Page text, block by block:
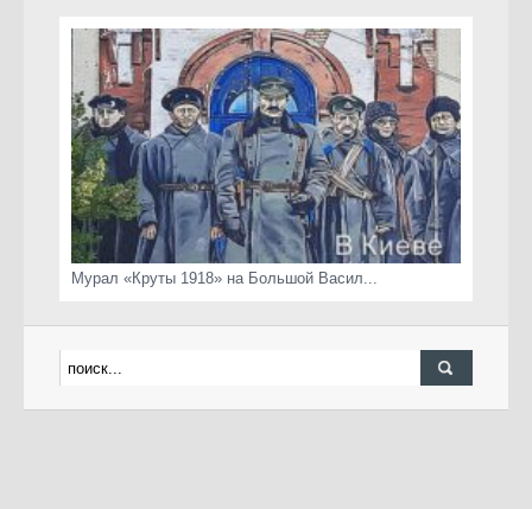
Мурал «Круты 1918» на Большой Васил...